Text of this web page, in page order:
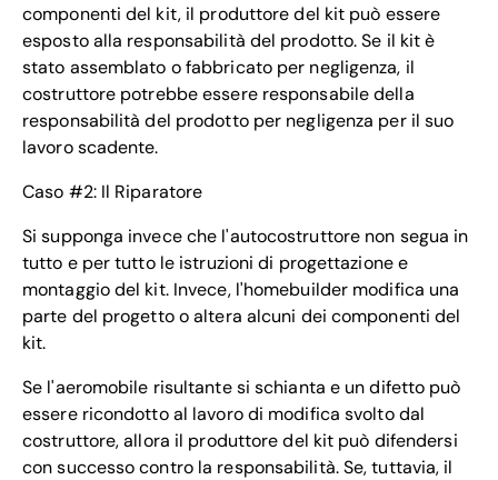
componenti del kit, il produttore del kit può essere
esposto alla responsabilità del prodotto. Se il kit è
stato assemblato o fabbricato per negligenza, il
costruttore potrebbe essere responsabile della
responsabilità del prodotto per negligenza per il suo
lavoro scadente.
Caso #2: Il Riparatore
Si supponga invece che l'autocostruttore non segua in
tutto e per tutto le istruzioni di progettazione e
montaggio del kit. Invece, l'homebuilder modifica una
parte del progetto o altera alcuni dei componenti del
kit.
Se l'aeromobile risultante si schianta e un difetto può
essere ricondotto al lavoro di modifica svolto dal
costruttore, allora il produttore del kit può difendersi
con successo contro la responsabilità. Se, tuttavia, il